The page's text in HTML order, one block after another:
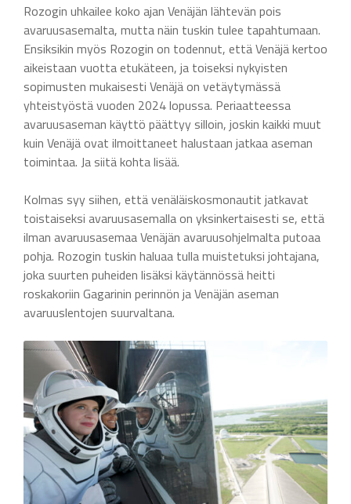
Rozogin uhkailee koko ajan Venäjän lähtevän pois
avaruusasemalta, mutta näin tuskin tulee tapahtumaan.
Ensiksikin myös Rozogin on todennut, että Venäjä kertoo
aikeistaan vuotta etukäteen, ja toiseksi nykyisten
sopimusten mukaisesti Venäjä on vetäytymässä
yhteistyöstä vuoden 2024 lopussa. Periaatteessa
avaruusaseman käyttö päättyy silloin, joskin kaikki muut
kuin Venäjä ovat ilmoittaneet halustaan jatkaa aseman
toimintaa. Ja siitä kohta lisää.
Kolmas syy siihen, että venäläiskosmonautit jatkavat
toistaiseksi avaruusasemalla on yksinkertaisesti se, että
ilman avaruusasemaa Venäjän avaruusohjelmalta putoaa
pohja. Rozogin tuskin haluaa tulla muistetuksi johtajana,
joka suurten puheiden lisäksi käytännössä heitti
roskakoriin Gagarinin perinnön ja Venäjän aseman
avaruuslentojen suurvaltana.